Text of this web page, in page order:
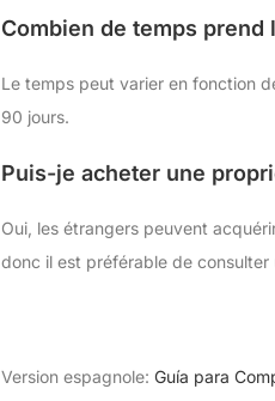
Combien de temps prend
Le temps peut varier en fonction
90 jours.
Puis-je acheter une
Oui, les étrangers peuvent
donc il est préférable de consulter
Version espagnole: Guía para